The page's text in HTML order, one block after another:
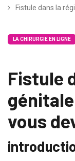
Fistule dans la
LA CHIRURGIE EN LIGNE
Fistule
vous